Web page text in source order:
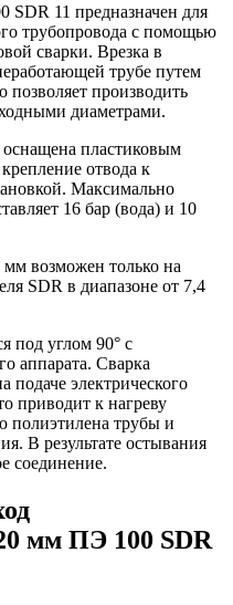
11 предназначен для
трубопровода с помощью
сварки. Врезка в
трубе путем
позволяет производить
диаметрами.
пластиковым
отвода к
Максимально
16 бар (вода) и 10
возможен только на
SDR в диапазоне от 7,4
под углом 90° с
аппарата. Сварка
подаче электрического
приводит к нагреву
полиэтилена трубы и
В результате остывания
соединение.
мм ПЭ 100 SDR